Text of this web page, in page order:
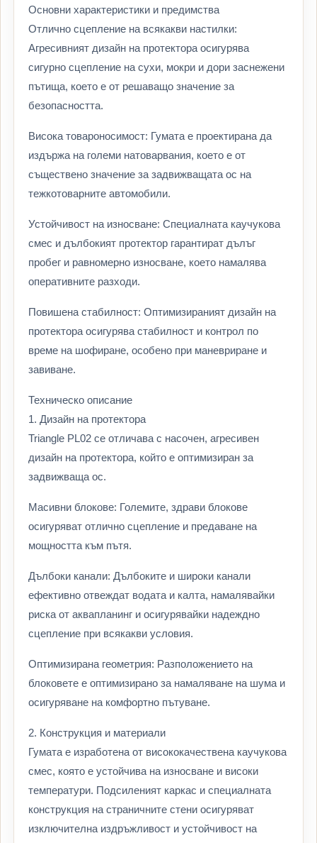
Основни характеристики и предимства
Отлично сцепление на всякакви настилки:
Агресивният дизайн на протектора осигурява
сигурно сцепление на сухи, мокри и дори заснежени
пътища, което е от решаващо значение за
безопасността.
Висока товароносимост: Гумата е проектирана да
издържа на големи натоварвания, което е от
съществено значение за задвижващата ос на
тежкотоварните автомобили.
Устойчивост на износване: Специалната каучукова
смес и дълбокият протектор гарантират дълъг
пробег и равномерно износване, което намалява
оперативните разходи.
Повишена стабилност: Оптимизираният дизайн на
протектора осигурява стабилност и контрол по
време на шофиране, особено при маневриране и
завиване.
Техническо описание
1. Дизайн на протектора
Triangle PL02 се отличава с насочен, агресивен
дизайн на протектора, който е оптимизиран за
задвижваща ос.
Масивни блокове: Големите, здрави блокове
осигуряват отлично сцепление и предаване на
мощността към пътя.
Дълбоки канали: Дълбоките и широки канали
ефективно отвеждат водата и калта, намалявайки
риска от аквапланинг и осигурявайки надеждно
сцепление при всякакви условия.
Оптимизирана геометрия: Разположението на
блоковете е оптимизирано за намаляване на шума и
осигуряване на комфортно пътуване.
2. Конструкция и материали
Гумата е изработена от висококачествена каучукова
смес, която е устойчива на износване и високи
температури. Подсиленият каркас и специалната
конструкция на страничните стени осигуряват
изключителна издръжливост и устойчивост на